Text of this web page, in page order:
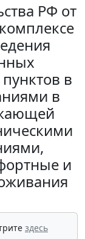
РФ от
в
в
и
здесь